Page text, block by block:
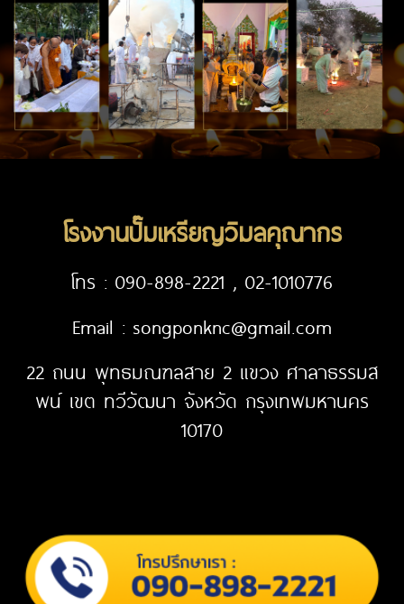
โรงงานปั๊มเหรียญวิมลคุณากร
โทร : 090-898-2221 , 02-1010776
Email : songponknc@gmail.com
22 ถนน พุทธมณฑลสาย 2 แขวง ศาลาธรรมส
พน์ เขต ทวีวัฒนา จังหวัด กรุงเทพมหานคร
10170